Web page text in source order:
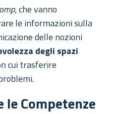
, che vanno
le informazioni sulla
delle nozioni
degli spazi
cui trasferire
le Competenze